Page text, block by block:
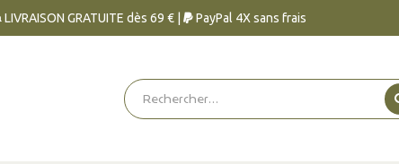
LIVRAISON GRATUITE dès 69 € | PayPal 4X sans frais